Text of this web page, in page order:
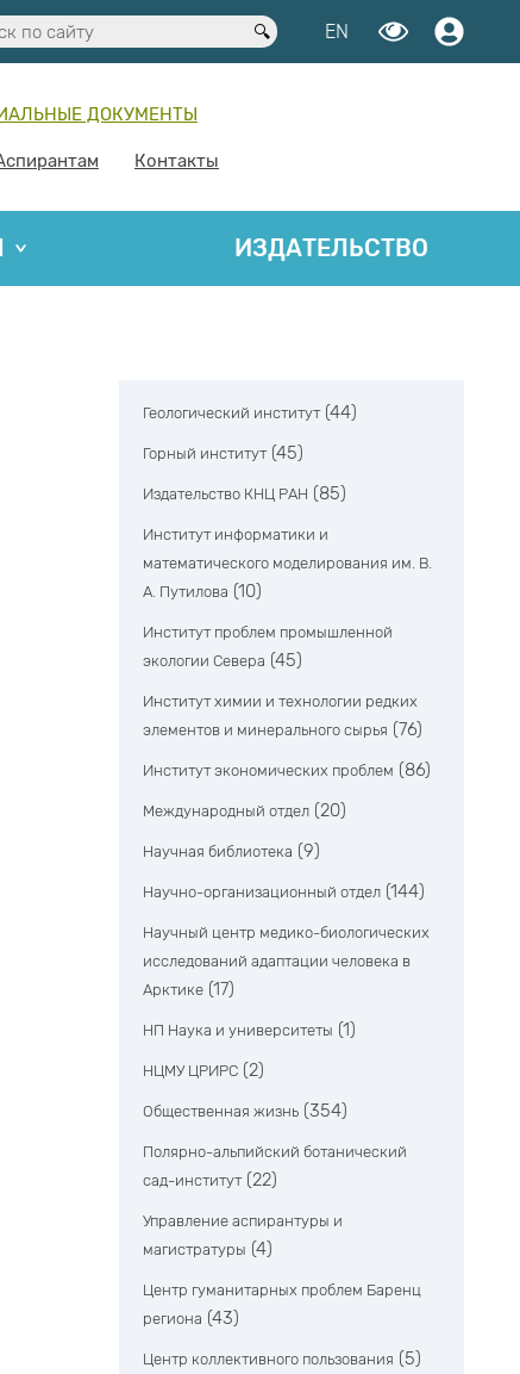
EN
ДОКУМЕНТЫ
Контакты
ИЗДАТЕЛЬСТВО
Геологический институт (44)
Горный институт (45)
Издательство КНЦ РАН (85)
Институт информатики и
математического моделирования им. В.
А. Путилова (10)
Институт проблем промышленной
экологии Севера (45)
Институт химии и технологии редких
элементов и минерального сырья (76)
Институт экономических проблем (86)
Международный отдел (20)
Научная библиотека (9)
Научно-организационный отдел (144)
Научный центр медико-биологических
исследований адаптации человека в
Арктике (17)
НП Наука и университеты (1)
НЦМУ ЦРИРС (2)
Общественная жизнь (354)
Полярно-альпийский ботанический
сад-институт (22)
Управление аспирантуры и
магистратуры (4)
Центр гуманитарных проблем Баренц
региона (43)
Центр коллективного пользования (5)